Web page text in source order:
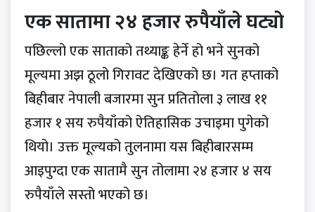
एक सातामा २४ हजार रुपैयाँले घट्यो
पछिल्लो एक साताको तथ्याङ्क हेर्ने हो भने सुनको
मूल्यमा अझ ठूलो गिरावट देखिएको छ। गत हप्ताको
बिहीबार नेपाली बजारमा सुन प्रतितोला ३ लाख ११
हजार १ सय रुपैयाँको ऐतिहासिक उचाइमा पुगेको
थियो। उक्त मूल्यको तुलनामा यस बिहीबारसम्म
आइपुग्दा एक सातामै सुन तोलामा २४ हजार ४ सय
रुपैयाँले सस्तो भएको छ।